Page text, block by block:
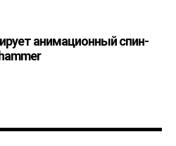
анимационный спин-